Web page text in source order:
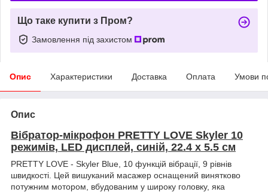
Що таке купити з Пром?
Замовлення під захистом
Опис Характеристики Доставка Оплата Умови
Опис
Вібратор-мікрофон PRETTY LOVE Skyler 10
режимів, LED дисплей, синій, 22.4 х 5.5 см
PRETTY LOVE - Skyler Blue, 10 функцій вібрації, 9 рівнів
швидкості. Цей вишуканий масажер оснащений винятково
потужним мотором, вбудованим у широку головку, яка